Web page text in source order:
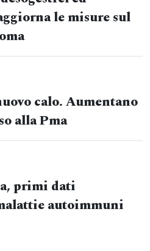
le misure sul
calo. Aumentano
alla Pma
primi dati
autoimmuni